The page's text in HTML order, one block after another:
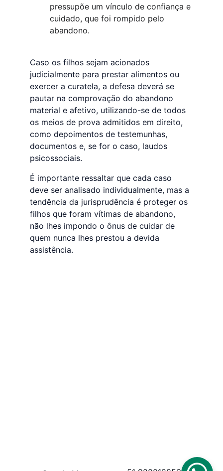
pressupõe um vínculo de confiança e
cuidado, que foi rompido pelo
abandono.
Caso os filhos sejam acionados
judicialmente para prestar alimentos ou
exercer a curatela, a defesa deverá se
pautar na comprovação do abandono
material e afetivo, utilizando-se de todos
os meios de prova admitidos em direito,
como depoimentos de testemunhas,
documentos e, se for o caso, laudos
psicossociais.
É importante ressaltar que cada caso
deve ser analisado individualmente, mas a
tendência da jurisprudência é proteger os
filhos que foram vítimas de abandono,
não lhes impondo o ônus de cuidar de
quem nunca lhes prestou a devida
assistência.